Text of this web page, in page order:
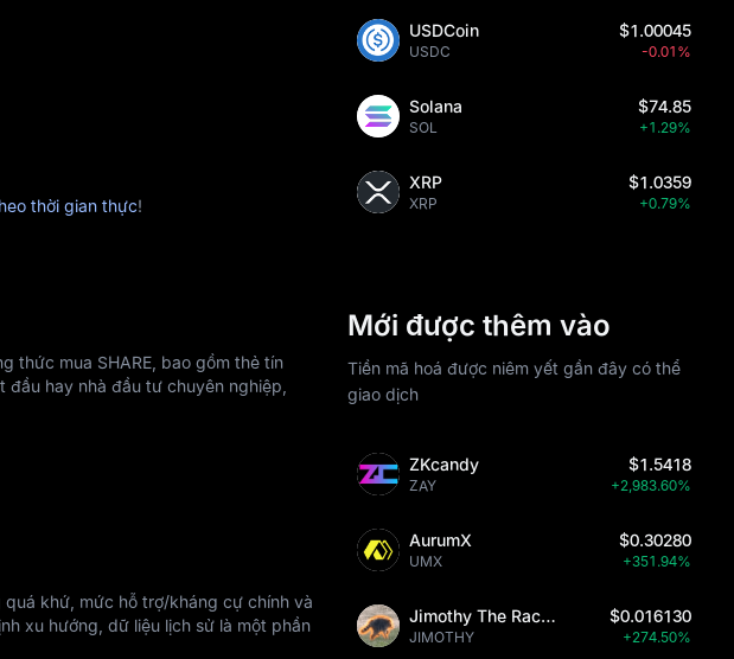
thời gian thực!
thức mua SHARE, bao gồm thẻ tín
hay nhà đầu tư chuyên nghiệp,
khứ, mức hỗ trợ/kháng cự chính và
xu hướng, dữ liệu lịch sử là một phần
USDCoin
USDC
$1.00045
-0.01%
Solana
SOL
$74.85
+1.29%
XRP
XRP
$1.0359
+0.79%
Mới được thêm vào
Tiền mã hoá được niêm yết gần đây có thể
giao dịch
ZKcandy
ZAY
$1.5418
+2,983.60%
AurumX
UMX
$0.30280
+351.94%
Jimothy The Raccoon
JIMOTHY
$0.016130
+274.50%